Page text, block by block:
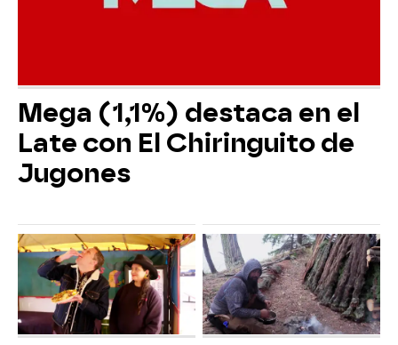
Mega (1,1%) destaca en el
Late con El Chiringuito de
Jugones